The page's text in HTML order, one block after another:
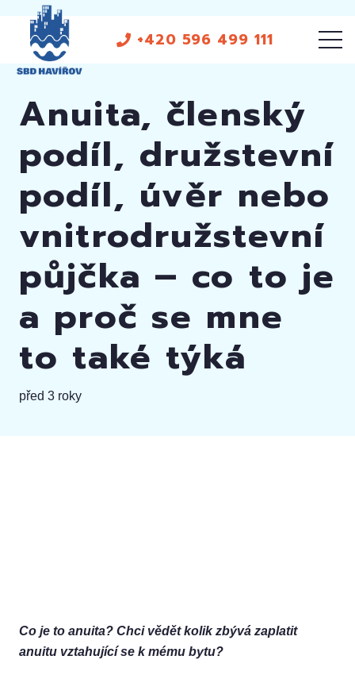
+420 596 499 111
Anuita, členský
podíl, družstevní
podíl, úvěr nebo
vnitrodružstevní
půjčka – co to je
a proč se mne
to také týká
před 3 roky
Co je to anuita? Chci vědět kolik zbývá zaplatit
anuitu vztahující se k mému bytu?